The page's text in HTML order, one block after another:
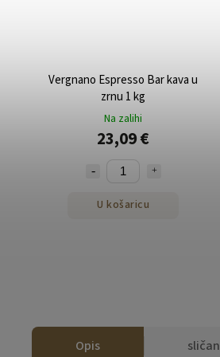
Vergnano Espresso Bar kava u
zrnu 1 kg
Na zalihi
23,09 €
U košaricu
Opis sličan